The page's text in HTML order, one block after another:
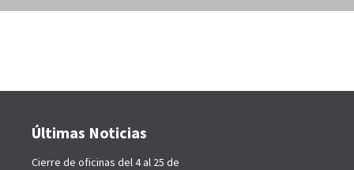
Últimas Noticias
Cierre de oficinas del 4 al 25 de